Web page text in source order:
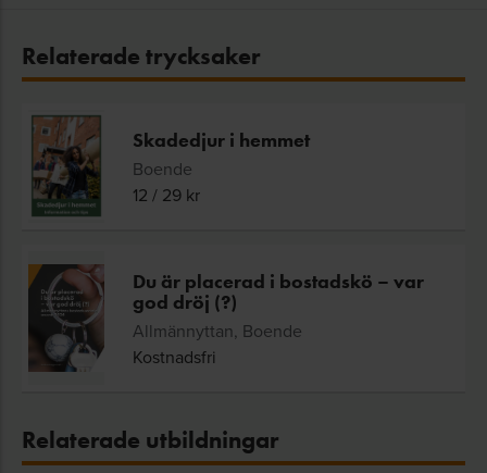
Relaterade trycksaker
Skadedjur i hemmet
Boende
12 / 29 kr
Du är placerad i bostadskö – var
god dröj (?)
Allmännyttan, Boende
Kostnadsfri
Relaterade utbildningar